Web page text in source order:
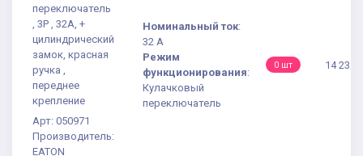
переключатель
, 3P , 32A, +
цилиндрический
замок, красная
ручка ,
переднее
крепление
Арт: 050971
Производитель:
EATON
Номинальный ток:
32 А
Режим
функционирования:
Кулачковый
переключатель
0 шт 14